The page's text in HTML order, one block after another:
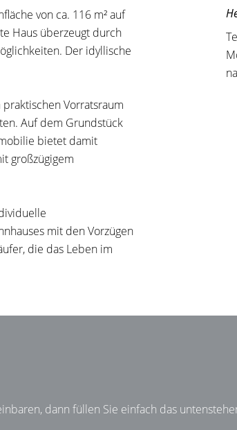
von ca. 116 m² auf
Haus überzeugt durch
Der idyllische
Vorratsraum
Auf dem Grundstück
bietet damit
großzügigem
mit den Vorzügen
die das Leben im
dann füllen Sie einfach das